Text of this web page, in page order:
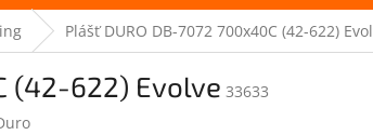
Plášť DURO DB-7072 700x40C (42-622)
(42-622) Evolve 33633